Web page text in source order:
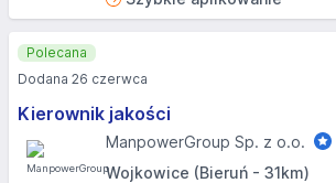
Kierownik jakości
ManpowerGroup Sp. z o.o.
Wojkowice (Bieruń - 31km)
Polecana
Dodana 26 czerwca